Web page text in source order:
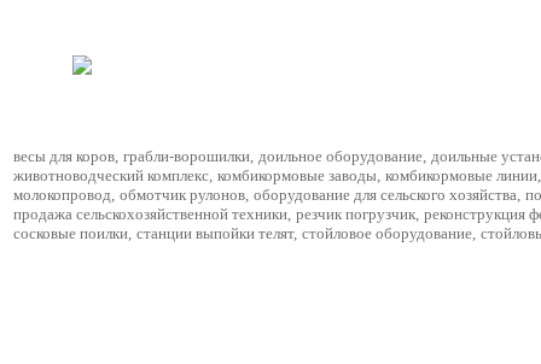
весы для коров, грабли-ворошилки, доильное оборудование, доильные
животноводческий комплекс, комбикормовые заводы, комбикормовые линии,
молокопровод, обмотчик рулонов, оборудование для сельского хозяйства,
продажа сельскохозяйственной техники, резчик погрузчик, реконструкция
сосковые поилки, станции выпойки телят, стойловое оборудование,